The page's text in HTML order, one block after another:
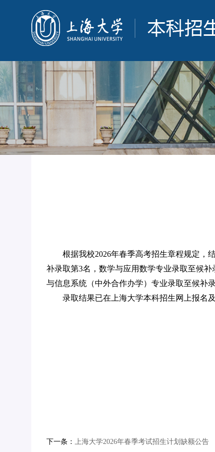
根据我校2026年春季高考招生章程规定，
补录取第3名，数学与应用数学专业录取至候
与信息系统（中外合作办学）专业录取至候补录
录取结果已在上海大学本科招生网上报名
下一条： 上海大学2026年春季考试招生计划缺额公告